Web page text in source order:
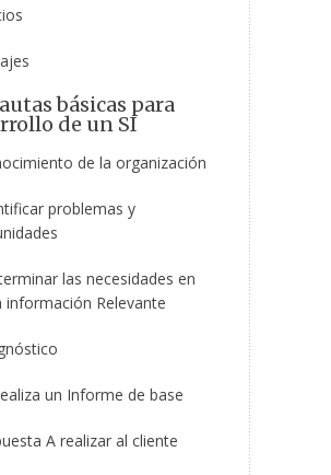
básicas para
de un SI
de la organización
problemas y
las necesidades en
información Relevante
un Informe de base
A realizar al cliente